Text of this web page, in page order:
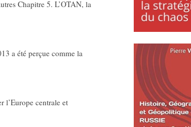
Chapitre 5. L’OTAN, la
a été perçue comme la
l’Europe centrale et